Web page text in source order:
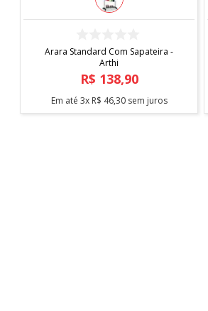
Arara Standard Com Sapateira -
Arthi
R$ 138,90
Em até 3x R$ 46,30sem juros